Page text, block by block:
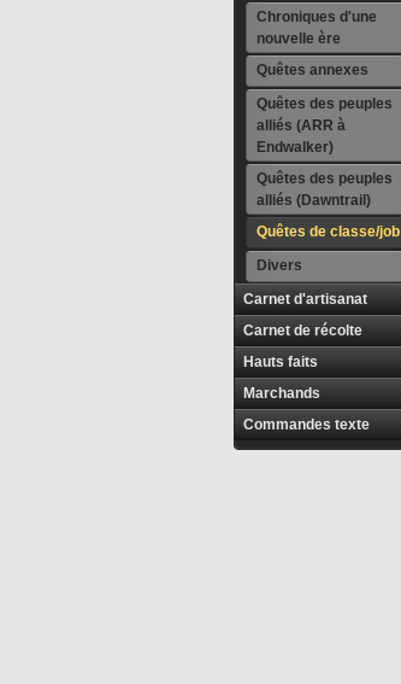
Chroniques d'une
nouvelle ère
Quêtes annexes
Quêtes des peuples
alliés (ARR à
Endwalker)
Quêtes des peuples
alliés (Dawntrail)
Quêtes de classe/job
Divers
Carnet d'artisanat
Carnet de récolte
Hauts faits
Marchands
Commandes texte